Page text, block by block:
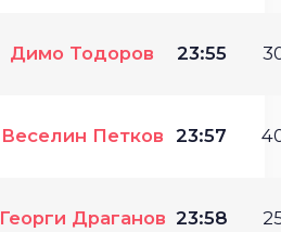
Димо Тодоров 23:55
Веселин Петков 23:57
Георги Драганов 23:58